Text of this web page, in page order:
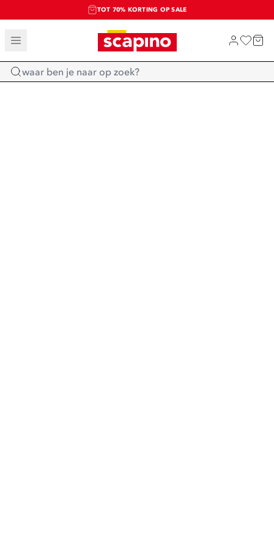
TOT 70% KORTING OP SALE
SALE: LAATSTE KANS!
SHOP NIEUW
Home